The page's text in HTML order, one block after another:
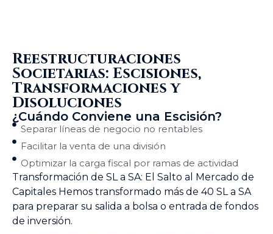
Reestructuraciones
Societarias: Escisiones,
Transformaciones y
Disoluciones
¿Cuándo Conviene una Escisión?
Separar líneas de negocio no rentables
Facilitar la venta de una división
Optimizar la carga fiscal por ramas de actividad
Transformación de SL a SA: El Salto al Mercado de
Capitales Hemos transformado más de 40 SL a SA
para preparar su salida a bolsa o entrada de fondos
de inversión.